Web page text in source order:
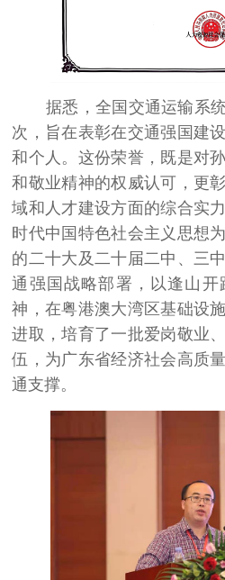
据悉，全国交通运输系
次，旨在表彰在交通强国建
和个人。这份荣誉，既是对
和敬业精神的权威认可，更
域和人才建设方面的综合实
时代中国特色社会主义思想
的二十大及二十届二中、三
通强国战略部署，以逢山
神，在粤港澳大湾区基础设
进取，培育了一批爱岗敬业
伍，为广东省经济社会高质
通支撑。